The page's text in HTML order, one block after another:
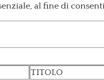
al fine di
TITOLO